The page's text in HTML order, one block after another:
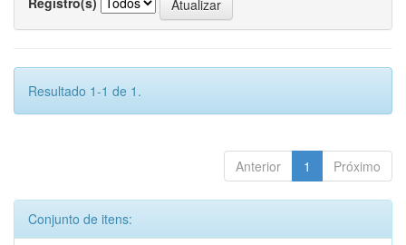
Resultado 1-1 de 1.
Anterior 1 Próximo
Conjunto de itens: